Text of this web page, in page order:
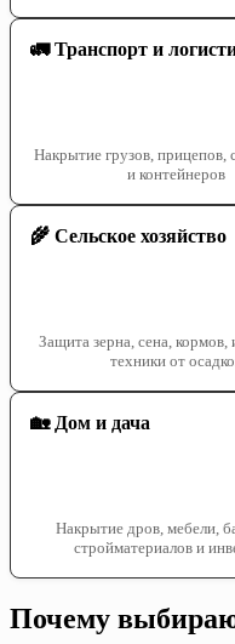
🚛 Транспорт и
Накрытие грузов, прицепов,
и контейнеров
🌾 Сельское хозяйство
Защита зерна, сена, кормов,
техники от
🏡 Дом и дача
Накрытие дров, мебели,
стройматериалов и
Почему